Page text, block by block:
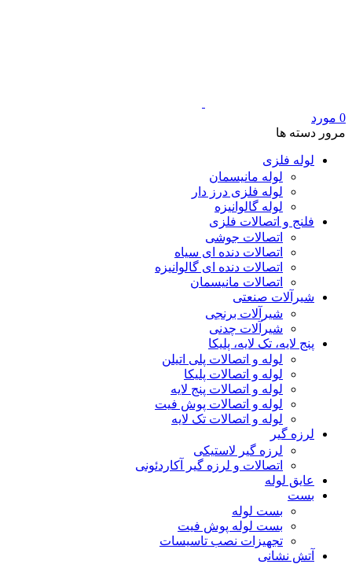
0 مورد
مرور دسته ها
لوله فلزی
لوله مانیسمان
لوله فلزی درز دار
لوله گالوانیزه
فلنج و اتصالات فلزی
اتصالات جوشی
اتصالات دنده ای سیاه
اتصالات دنده ای گالوانیزه
اتصالات مانیسمان
شیرآلات صنعتی
شیرآلات برنجی
شیرآلات چدنی
پنج لایه، تک لایه، پلیکا
لوله و اتصالات پلی اتیلن
لوله و اتصالات پلیکا
لوله و اتصالات پنج لایه
لوله و اتصالات پوش فیت
لوله و اتصالات تک لایه
لرزه گیر
لرزه گیر لاستیکی
اتصالات و لرزه گیر آکاردئونی
عایق لوله
بست
بست لوله
بست لوله پوش فیت
تجهیزات نصب تاسیسات
آتش نشانی